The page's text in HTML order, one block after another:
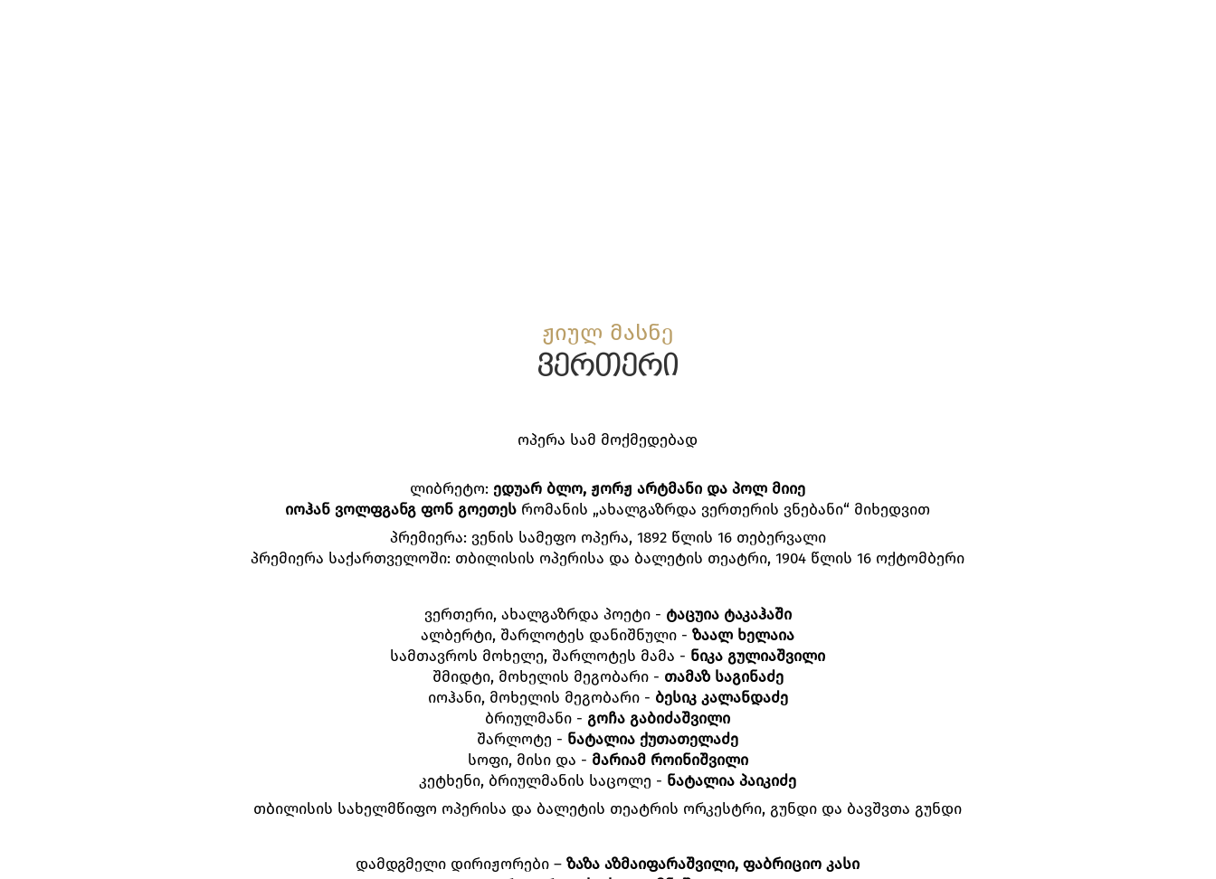
ჟიულ მასნე
ვერთერი
ოპერა სამ მოქმედებად
ლიბრეტო: ედუარ ბლო,ჟორჟ არტმანი და პოლ მიიე
იოჰან ვოლფგანგ ფონ გოეთეს რომანის „ახალგაზრდა ვერთერის ვნებანი“ მიხედვით
პრემიერა: ვენის სამეფო ოპერა, 1892 წლის 16 თებერვალი
პრემიერა საქართველოში: თბილისის ოპერისა და ბალეტის თეატრი, 1904 წლის 16 ოქტომბერი
ვერთერი, ახალგაზრდა პოეტი - ტაცუია ტაკაჰაში
ალბერტი, შარლოტეს დანიშნული -ზაალ ხელაია
სამთავროს მოხელე, შარლოტეს მამა - ნიკა გულიაშვილი
შმიდტი, მოხელის მეგობარი - თამაზ საგინაძე
იოჰანი, მოხელის მეგობარი - ბესიკ კალანდაძე
ბრიულმანი - გოჩა გაბიძაშვილი
შარლოტე - ნატალია ქუთათელაძე
სოფი, მისი და - მარიამ როინიშვილი
კეტხენი, ბრიულმანის საცოლე - ნატალია პაიკიძე
თბილისის სახელმწიფო ოპერისა და ბალეტის თეატრის ორკესტრი, გუნდი და ბავშვთა გუნდი
დამდგმელი დირიჟორები –ზაზა აზმაიფარაშვილი,ფაბრიციო კასი